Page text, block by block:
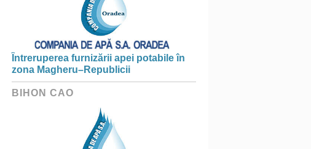
Întreruperea furnizării apei potabile în
zona Magheru–Republicii
BIHON CAO